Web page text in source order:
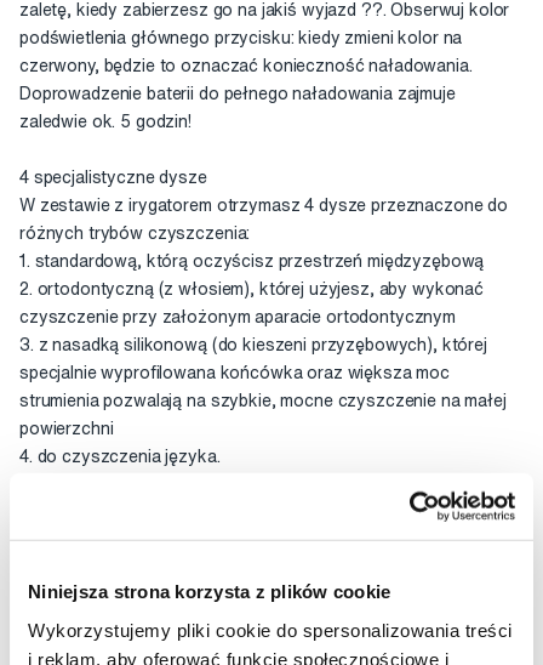
Niniejsza strona korzysta z plików cookie
Wykorzystujemy pliki cookie do spersonalizowania treści
i reklam, aby oferować funkcje społecznościowe i
zaletę, kiedy zabierzesz go na jakiś wyjazd ??. Obserwuj kolor
podświetlenia głównego przycisku: kiedy zmieni kolor na
czerwony, będzie to oznaczać konieczność naładowania.
Doprowadzenie baterii do pełnego naładowania zajmuje
zaledwie ok. 5 godzin!
4 specjalistyczne dysze
W zestawie z irygatorem otrzymasz 4 dysze przeznaczone do
różnych trybów czyszczenia:
1. standardową, którą oczyścisz przestrzeń międzyzębową
2. ortodontyczną (z włosiem), której użyjesz, aby wykonać
czyszczenie przy założonym aparacie ortodontycznym
3. z nasadką silikonową (do kieszeni przyzębowych), której
specjalnie wyprofilowana końcówka oraz większa moc
strumienia pozwalają na szybkie, mocne czyszczenie na małej
powierzchni
4. do czyszczenia języka.
Każdą z dysz możesz ustawić pod różnym kątem co zapewnia
bardzo efektywne czyszczenie, trudniej dostępnych miejsc.
Zbiornik 200 ml
• Pojemnik na wodę jest wystarczająco duży, aby podołać
każdej sesji czyszczenia, a jednocześnie na tyle kompaktowy,